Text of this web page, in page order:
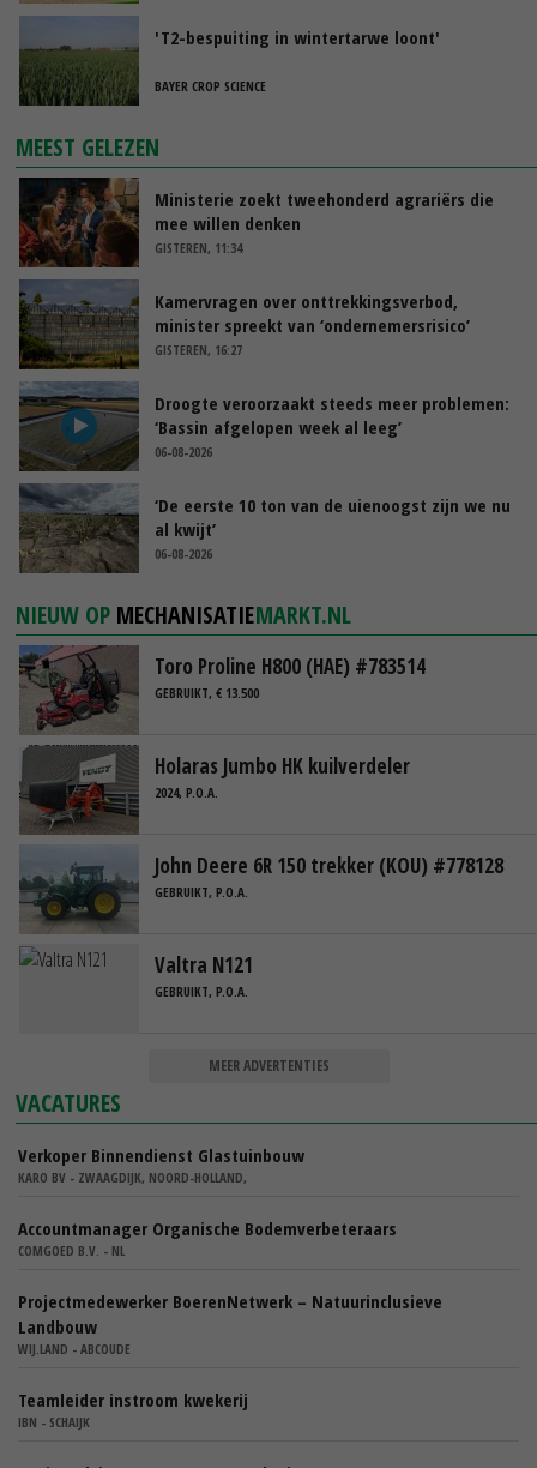
'T2-bespuiting in wintertarwe loont'
BAYER CROP SCIENCE
MEEST GELEZEN
Ministerie zoekt tweehonderd agrariërs die
mee willen denken
GISTEREN, 11:34
Kamervragen over onttrekkingsverbod,
minister spreekt van ‘ondernemersrisico’
GISTEREN, 16:27
Droogte veroorzaakt steeds meer problemen:
‘Bassin afgelopen week al leeg’
06-08-2026
‘De eerste 10 ton van de uienoogst zijn we nu
al kwijt’
06-08-2026
NIEUW OP MECHANISATIEMARKT.NL
Toro Proline H800 (HAE) #783514
GEBRUIKT, € 13.500
Holaras Jumbo HK kuilverdeler
2024, P.O.A.
John Deere 6R 150 trekker (KOU) #778128
GEBRUIKT, P.O.A.
Valtra N121
GEBRUIKT, P.O.A.
MEER ADVERTENTIES
VACATURES
Verkoper Binnendienst Glastuinbouw
KARO BV - ZWAAGDIJK, NOORD-HOLLAND,
Accountmanager Organische Bodemverbeteraars
COMGOED B.V. - NL
Projectmedewerker BoerenNetwerk – Natuurinclusieve
Landbouw
WIJ.LAND - ABCOUDE
Teamleider instroom kwekerij
IBN - SCHAIJK